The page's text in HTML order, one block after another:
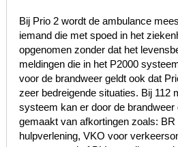
Bij Prio 2 wordt de ambulance
iemand die met spoed in het
opgenomen zonder dat het
meldingen die in het P2000
voor de brandweer geldt ook dat
zeer bedreigende situaties. Bij 112
systeem kan er door de
gemaakt van afkortingen zoals:
hulpverlening, VKO voor